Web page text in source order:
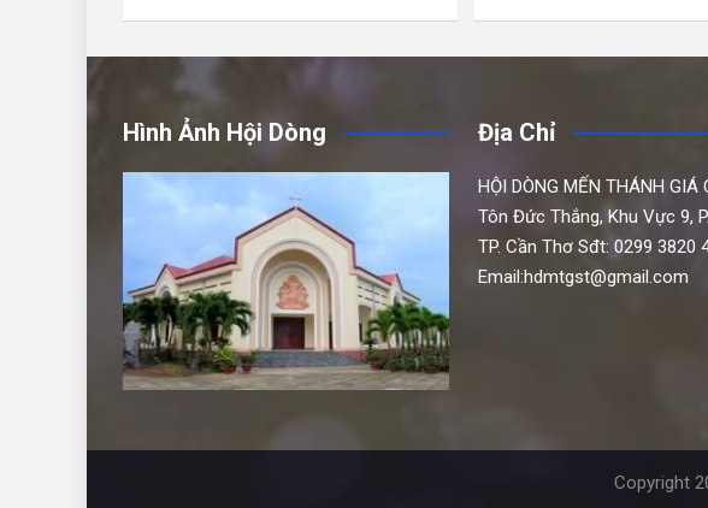
Hình Ảnh Hội Dòng Địa Chỉ
HỘI DÒNG MẾN THÁNH GIÁ
Tôn Đức Thắng, Khu Vực 9,
TP. Cần Thơ Sđt: 0299 3820
Email:hdmtgst@gmail.com
Copyright